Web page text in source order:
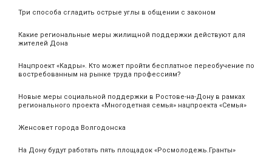
Три способа сгладить острые углы в общении с законом
Какие региональные меры жилищной поддержки действуют для
жителей Дона
Нацпроект «Кадры». Кто может пройти бесплатное переобучение по
востребованным на рынке труда профессиям?
Новые меры социальной поддержки в Ростове-на-Дону в рамках
регионального проекта «Многодетная семья» нацпроекта «Семья»
Женсовет города Волгодонска
На Дону будут работать пять площадок «Росмолодежь.Гранты»